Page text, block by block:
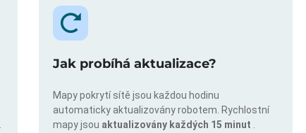
Jak probíhá aktualizace?
Mapy pokrytí sítě jsou každou hodinu
automaticky aktualizovány robotem. Rychlostní
mapy jsou aktualizovány každých 15 minut